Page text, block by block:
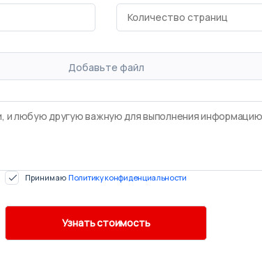
Добавьте файл
Принимаю Политику конфиденциальности